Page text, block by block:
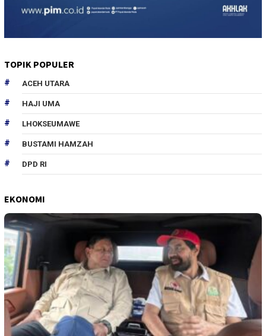
TOPIK POPULER
ACEH UTARA
HAJI UMA
LHOKSEUMAWE
BUSTAMI HAMZAH
DPD RI
EKONOMI